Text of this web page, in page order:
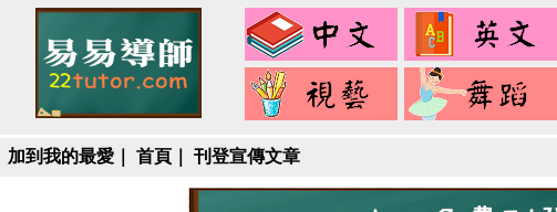
中
藝
加到我的最愛 首頁 刊登宣傳文章